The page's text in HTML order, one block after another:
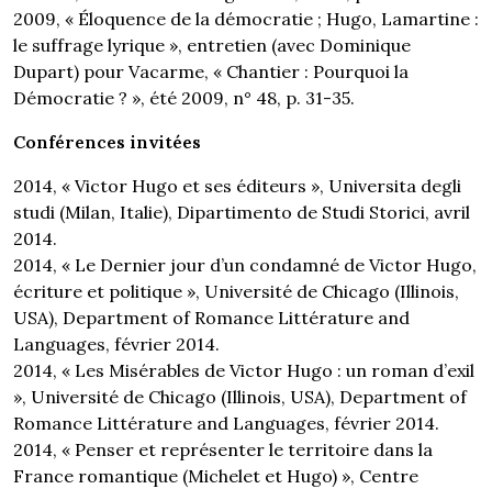
2009, « Éloquence de la démocratie ; Hugo, Lamartine :
le suffrage lyrique », entretien (avec Dominique
Dupart) pour Vacarme, « Chantier : Pourquoi la
Démocratie ? », été 2009, n° 48, p. 31-35.
Conférences invitées
2014, « Victor Hugo et ses éditeurs », Universita degli
studi (Milan, Italie), Dipartimento de Studi Storici, avril
2014.
2014, « Le Dernier jour d’un condamné de Victor Hugo,
écriture et politique », Université de Chicago (Illinois,
USA), Department of Romance Littérature and
Languages, février 2014.
2014, « Les Misérables de Victor Hugo : un roman d’exil
», Université de Chicago (Illinois, USA), Department of
Romance Littérature and Languages, février 2014.
2014, « Penser et représenter le territoire dans la
France romantique (Michelet et Hugo) », Centre